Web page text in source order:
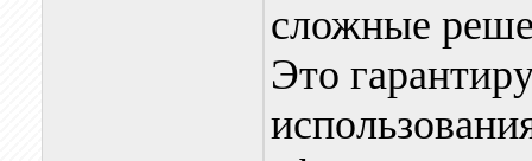
сложные
Это